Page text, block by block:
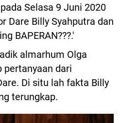
Selasa 9 Juni 2020
Dare Billy Syahputra dan
BAPERAN???.'
almarhum Olga
pertanyaan dari
Di situ lah fakta Billy
terungkap.